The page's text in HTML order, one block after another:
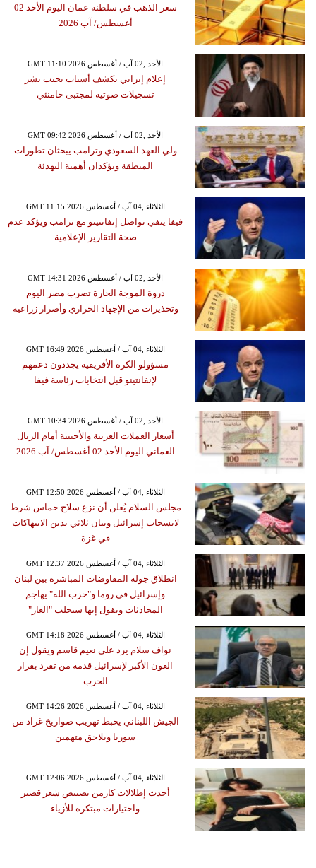
سعر الذهب في سلطنة عمان اليوم الأحد 02
أغسطس/ آب 2026
GMT 11:10 2026 الأحد ,02 آب / أغسطس
إعلام إيراني يكشف أسباب تجنب نشر
تسجيلات صوتية لمجتبى خامنئي
GMT 09:42 2026 الأحد ,02 آب / أغسطس
ولي العهد السعودي وترامب يبحثان تطورات
المنطقة ويؤكدان أهمية التهدئة
GMT 11:15 2026 الثلاثاء ,04 آب / أغسطس
فيفا ينفي تواصل إنفانتينو مع ترامب ويؤكد عدم
صحة التقارير الإعلامية
GMT 14:31 2026 الأحد ,02 آب / أغسطس
ذروة الموجة الحارة تضرب مصر اليوم
وتحذيرات من الإجهاد الحراري وأضرار زراعية
GMT 16:49 2026 الثلاثاء ,04 آب / أغسطس
مسؤولو الكرة الأفريقية يجددون دعمهم
لإنفانتينو قبل انتخابات رئاسة فيفا
GMT 10:34 2026 الأحد ,02 آب / أغسطس
أسعار العملات العربية والأجنبية أمام الريال
العماني اليوم الأحد 02 أغسطس/ آب 2026
GMT 12:50 2026 الثلاثاء ,04 آب / أغسطس
مجلس السلام يُعلن أن نزع سلاح حماس شرط
لانسحاب إسرائيل وبيان ثلاثي يدين الانتهاكات
في غزة
GMT 12:37 2026 الثلاثاء ,04 آب / أغسطس
انطلاق جولة المفاوضات المباشرة بين لبنان
وإسرائيل في روما و"حزب الله" يهاجم
المحادثات ويقول إنها ستجلب "العار"
GMT 14:18 2026 الثلاثاء ,04 آب / أغسطس
نواف سلام يرد على نعيم قاسم ويقول إن
العون الأكبر لإسرائيل قدمه من تفرد بقرار
الحرب
GMT 14:26 2026 الثلاثاء ,04 آب / أغسطس
الجيش اللبناني يحبط تهريب صواريخ غراد من
سوريا ويلاحق متهمين
GMT 12:06 2026 الثلاثاء ,04 آب / أغسطس
أحدث إطلالات كارمن بصيبص شعر قصير
واختيارات مبتكرة للأزياء